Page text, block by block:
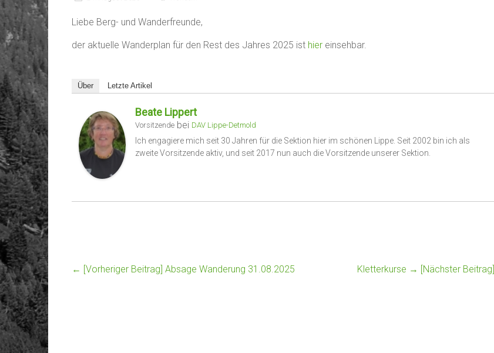
Liebe Berg- und Wanderfreunde,
der aktuelle Wanderplan für den Rest des Jahres 2025 ist hier einsehbar.
Über Letzte Artikel
Beate Lippert
Vorsitzende bei DAV Lippe-Detmold
Ich engagiere mich seit 30 Jahren für die Sektion hier im schönen Lippe. Seit 2002 bin ich als
zweite Vorsitzende aktiv, und seit 2017 nun auch die Vorsitzende unserer Sektion.
← [Vorheriger Beitrag] Absage Wanderung 31.08.2025 Kletterkurse → [Nächster Beitrag]